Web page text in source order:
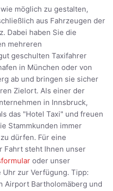
möglich zu gestalten,
aus Fahrzeugen der
Dabei haben Sie die
mehreren
geschulten Taxifahrer
in München oder von
ab und bringen sie sicher
Zielort. Als einer der
in Innsbruck,
das "Hotel Taxi" und freuen
Stammkunden immer
dürfen. Für eine
Fahrt steht Ihnen unser
oder unser
Uhr zur Verfügung. Tipp:
Airport Bartholomäberg und